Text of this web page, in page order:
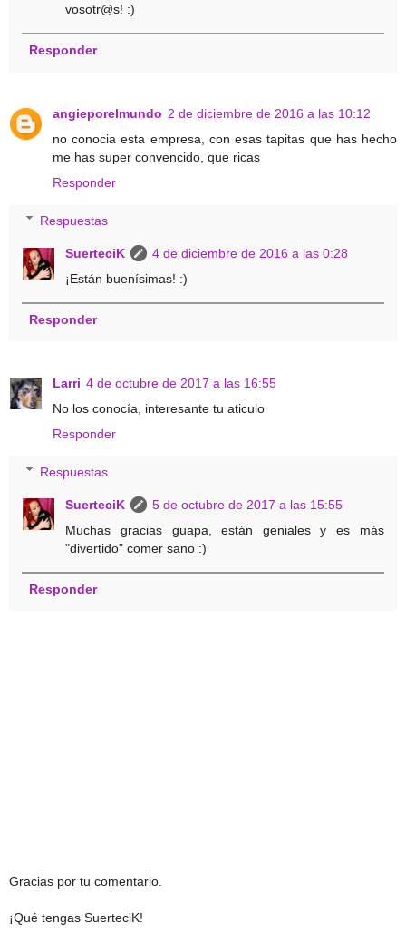
vosotr@s! :)
Responder
angieporelmundo 2 de diciembre de 2016 a las 10:12
no conocia esta empresa, con esas tapitas que has hecho
me has super convencido, que ricas
Responder
Respuestas
SuerteciK
4 de diciembre de 2016 a las 0:28
¡Están buenísimas! :)
Responder
Larri 4 de octubre de 2017 a las 16:55
No los conocía, interesante tu aticulo
Responder
Respuestas
SuerteciK
5 de octubre de 2017 a las 15:55
Muchas gracias guapa, están geniales y es más
"divertido" comer sano :)
Responder
Gracias por tu comentario.
¡Qué tengas SuerteciK!